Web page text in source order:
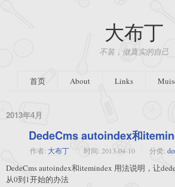
大布丁
不装，做真实的自己
首页 About Links
2013年4月
DedeCms autoindex和
作者: 大布丁 时间: 2013-04-10 分类:
DedeCms autoindex和itemindex 用法说明，让
从0到1开始的办法